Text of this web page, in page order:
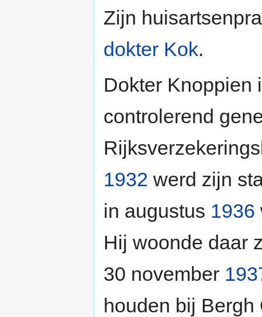
Zijn
dokter Kok.
Dokter Knoppien
controlerend
1932 werd zijn
in augustus 1936
Hij woonde daar
30 november
houden bij Bergh